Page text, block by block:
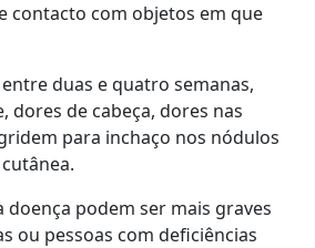
contacto com objetos em que
duas e quatro semanas,
dores de cabeça, dores nas
para inchaço nos nódulos
doença podem ser mais graves
ou pessoas com deficiências